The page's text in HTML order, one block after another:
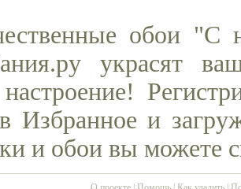
обои
украсят
Избранное и
и обои вы можете